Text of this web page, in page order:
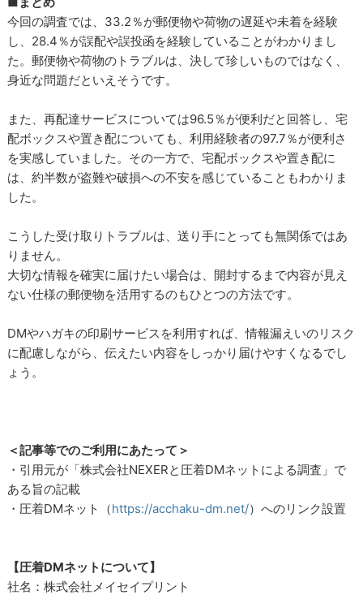
今回の調査では、33.2％が郵便物や荷物の遅延や未着を経験
し、28.4％が誤配や誤投函を経験していることがわかりまし
た。郵便物や荷物のトラブルは、決して珍しいものではなく、
身近な問題だといえそうです。
また、再配達サービスについては96.5％が便利だと回答し、宅
配ボックスや置き配についても、利用経験者の97.7％が便利さ
を実感していました。その一方で、宅配ボックスや置き配に
は、約半数が盗難や破損への不安を感じていることもわかりま
した。
こうした受け取りトラブルは、送り手にとっても無関係ではあ
りません。
大切な情報を確実に届けたい場合は、開封するまで内容が見え
ない仕様の郵便物を活用するのもひとつの方法です。
DMやハガキの印刷サービスを利用すれば、情報漏えいのリスク
に配慮しながら、伝えたい内容をしっかり届けやすくなるでし
ょう。
＜記事等でのご利用にあたって＞
・引用元が「株式会社NEXERと圧着DMネットによる調査」で
ある旨の記載
・圧着DMネット（https://acchaku-dm.net/）へのリンク設置
【圧着DMネットについて】
社名：株式会社メイセイプリント